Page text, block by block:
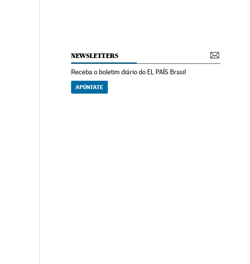
NEWSLETTERS
Receba o boletim diário do EL PAÍS Brasil
APÚNTATE